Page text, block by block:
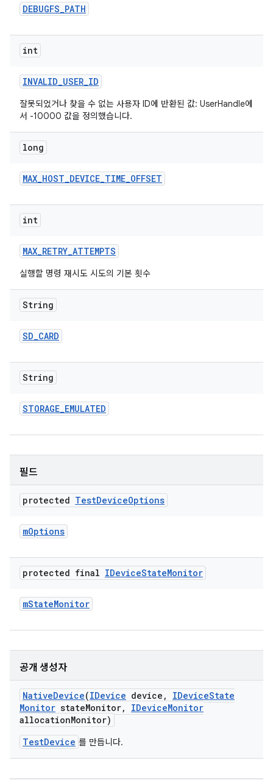
DEBUGFS_PATH
int
INVALID_USER_ID
잘못되었거나 찾을 수 없는 사용자 ID에 반환된 값: UserHandle에
서 -10000 값을 정의했습니다.
long
MAX_HOST_DEVICE_TIME_OFFSET
int
MAX_RETRY_ATTEMPTS
실행할 명령 재시도 시도의 기본 횟수
String
SD_CARD
String
STORAGE_EMULATED
필드
protected TestDeviceOptions
mOptions
protected final IDeviceStateMonitor
mStateMonitor
공개 생성자
NativeDevice(IDevice device , IDeviceState
Monitor stateMonitor, IDeviceMonitor
allocationMonitor)
TestDevice 를 만듭니다.